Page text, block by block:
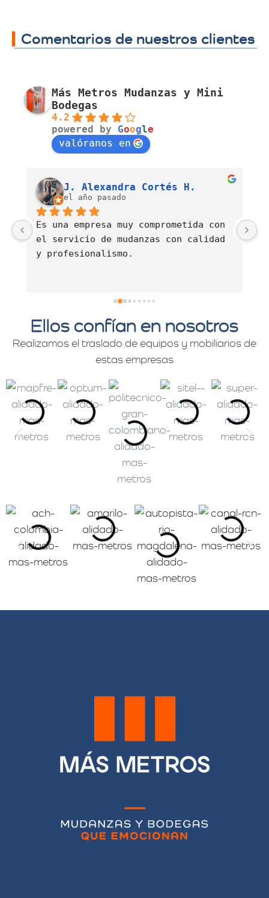
Comentarios de nuestros clientes
Más Metros Mudanzas y Mini
Bodegas
4.2
powered by Google
valóranos en
J. Alexandra Cortés H.
el año pasado
Es una empresa muy comprometida con
el servicio de mudanzas con calidad
y profesionalismo.
Ellos confían en nosotros
Realizamos el traslado de equipos y mobiliarios de
estas empresas